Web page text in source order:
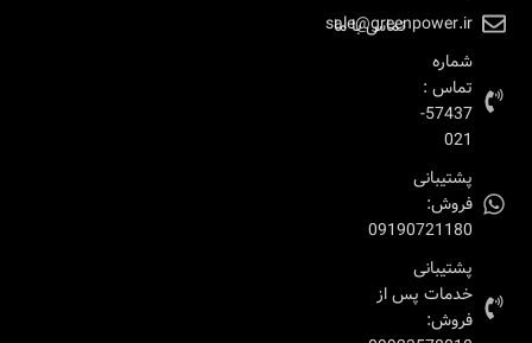
sale@greenpower.ir
شماره
تماس :
57437-
021
پشتیبانی
فروش:
09190721180
پشتیبانی
خدمات پس از
فروش:
تماس با ما